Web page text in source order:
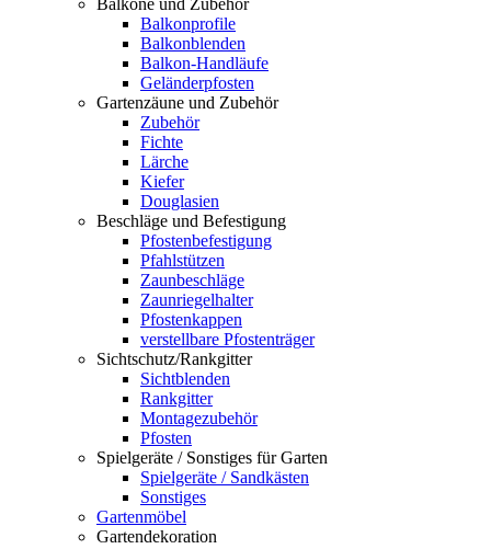
Balkone und Zubehör
Balkonprofile
Balkonblenden
Balkon-Handläufe
Geländerpfosten
Gartenzäune und Zubehör
Zubehör
Fichte
Lärche
Kiefer
Douglasien
Beschläge und Befestigung
Pfostenbefestigung
Pfahlstützen
Zaunbeschläge
Zaunriegelhalter
Pfostenkappen
verstellbare Pfostenträger
Sichtschutz/Rankgitter
Sichtblenden
Rankgitter
Montagezubehör
Pfosten
Spielgeräte / Sonstiges für Garten
Spielgeräte / Sandkästen
Sonstiges
Gartenmöbel
Gartendekoration